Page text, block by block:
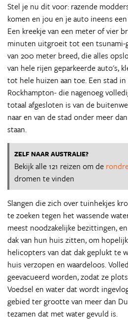
Stel je nu dit voor: razende
komen en jou en je auto ineens
Een kreekje van een meter of vier
minuten uitgroeit tot een tsunami-
van 200 meter breed, die alles
van hele rijen geparkeerde auto's,
tot hele huizen aan toe. Een stad
Rockhampton- die nagenoeg
totaal afgesloten is van de
naar en van de stad onder meer
staan.
ZELF NAAR AUSTRALIE?
Bekijk alle 121 reizen om de
dromen te vinden
Slangen die zich over tuinhekjes
te zoeken tegen het wassende
meest noodzakelijke bezittingen,
dak van hun huis zitten, om
helicopters van dat dak geplukt te
huis verzopen en waardeloos.
geevacueerd worden, zodat ze
Voedsel en water dat wordt
gebied ter grootte van meer dan
tezamen dat met water gevuld is.